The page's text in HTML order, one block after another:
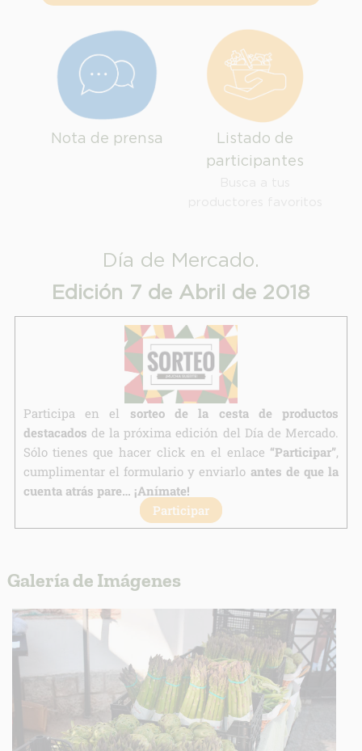
Nota de prensa
Listado de
participantes
Día de Mercado.
Edición 7 de Abril de 2018
Participa en el sorteo de la cesta de productos
destacados de la próxima edición del Día de Mercado.
Sólo tienes que hacer click en el enlace “Participar”,
cumplimentar el formulario y enviarlo antes de que la
cuenta atrás pare… ¡Anímate!
Participar
Galería de Imágenes
Finalidad:
Información adicional
link